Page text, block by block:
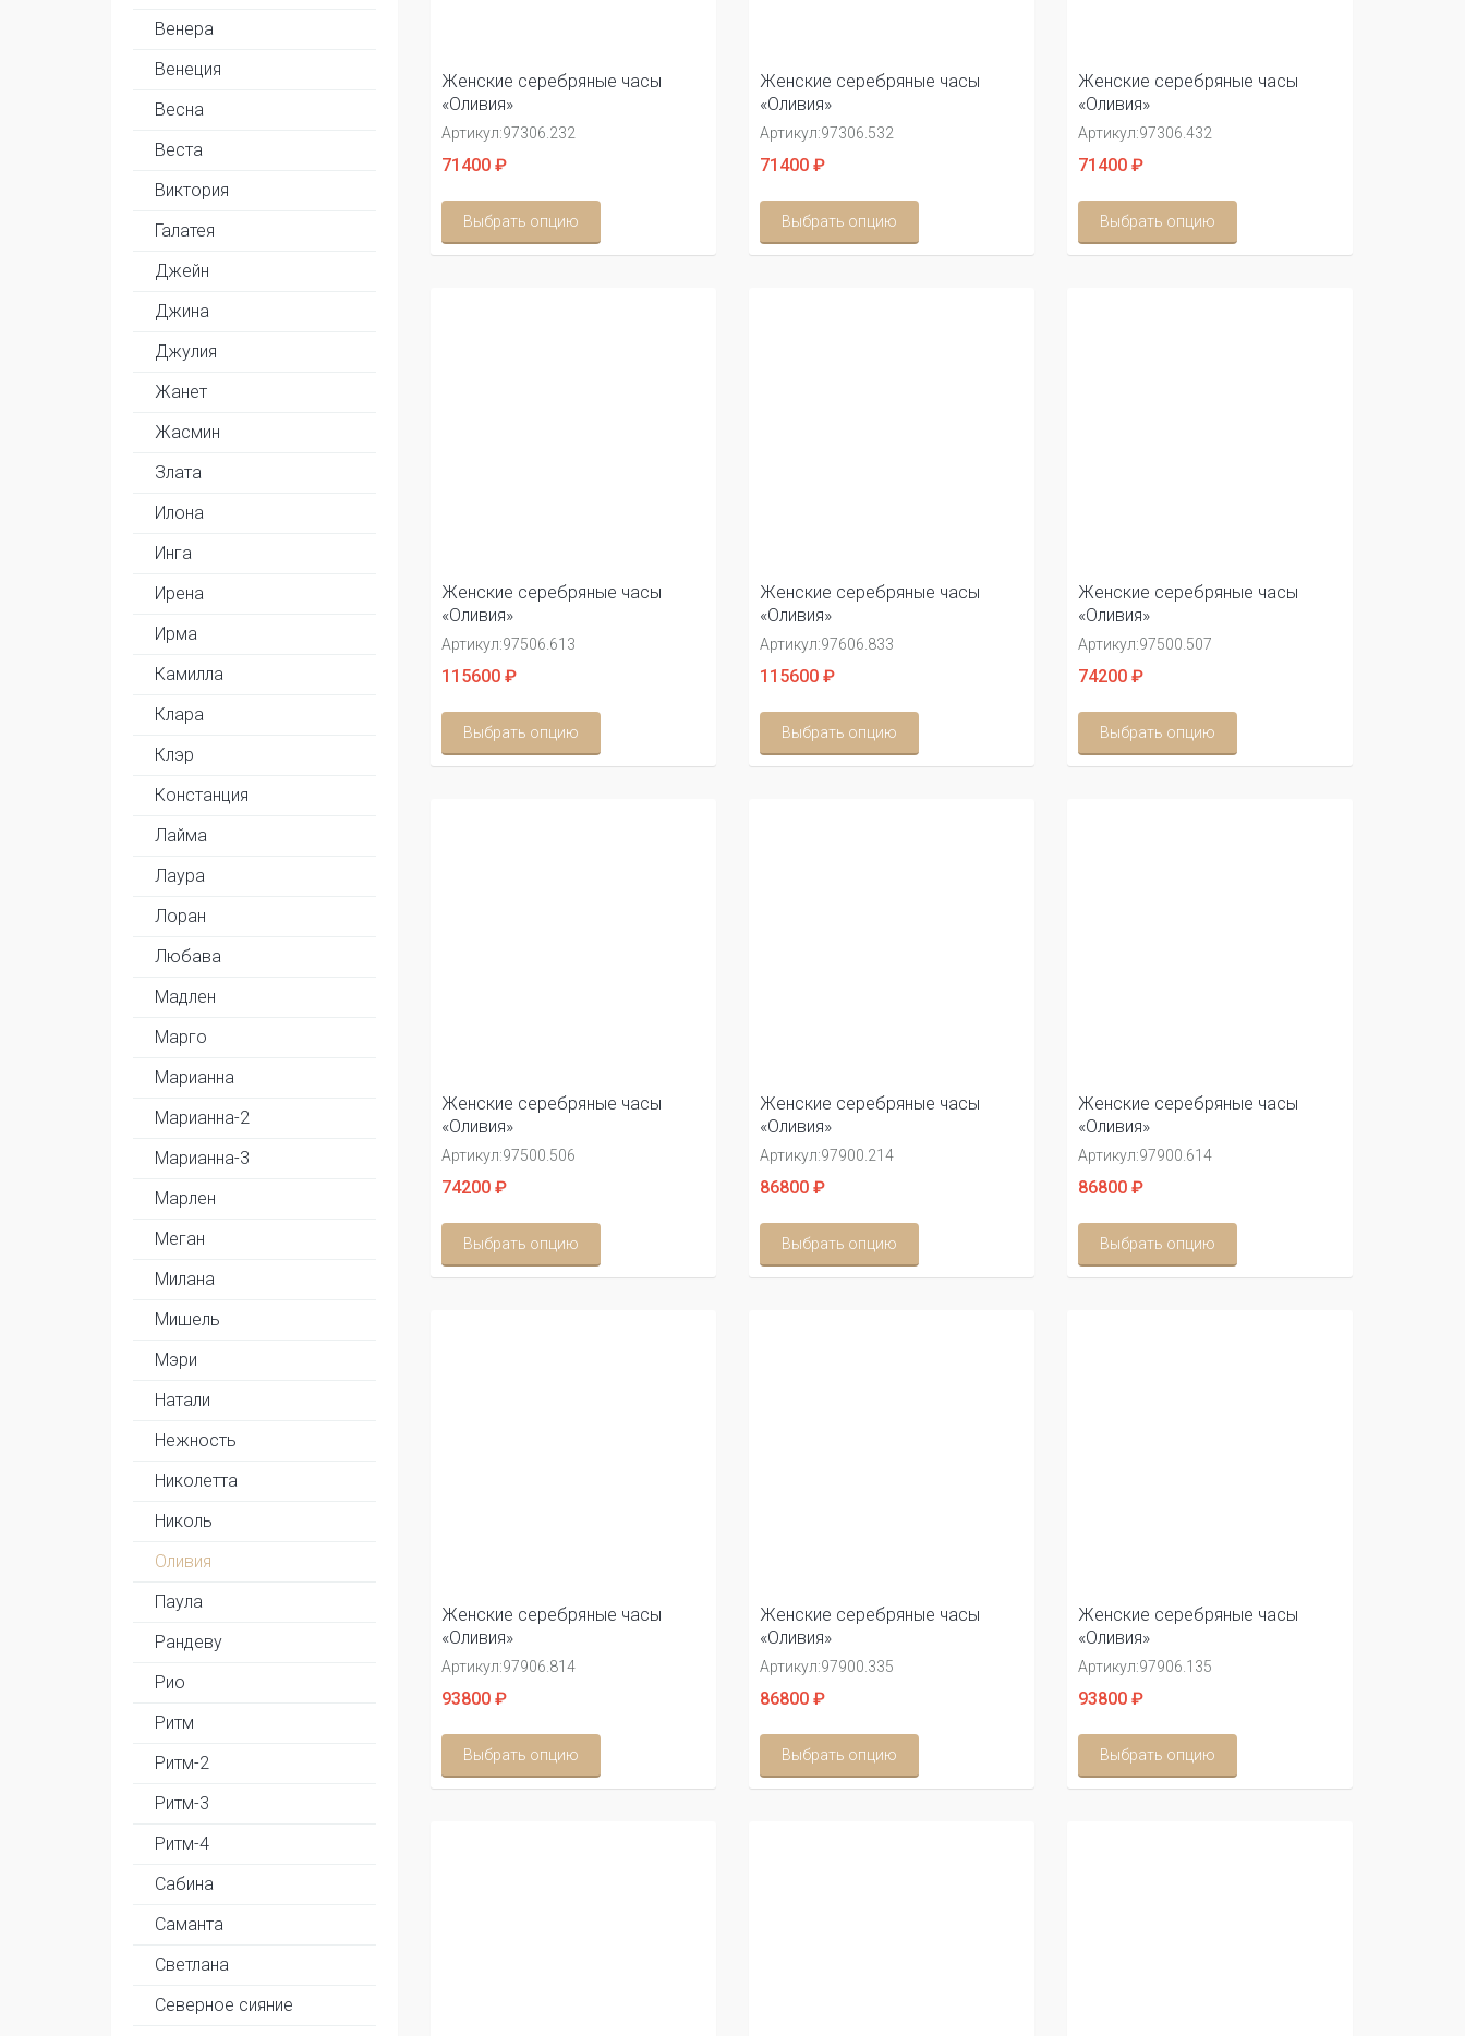
Венера
Венеция
Весна
Веста
Виктория
Галатея
Джейн
Джина
Джулия
Жанет
Жасмин
Злата
Илона
Инга
Ирена
Ирма
Камилла
Клара
Клэр
Констанция
Лайма
Лаура
Лоран
Любава
Мадлен
Марго
Марианна
Марианна-2
Марианна-3
Марлен
Меган
Милана
Мишель
Мэри
Натали
Нежность
Николетта
Николь
Оливия
Паула
Рандеву
Рио
Ритм
Ритм-2
Ритм-3
Ритм-4
Сабина
Саманта
Светлана
Северное сияние
Женские серебряные часы
«Оливия»
Артикул:97306.232
71400 ₽
Выбрать опцию
Женские серебряные часы
«Оливия»
Артикул:97306.532
71400 ₽
Выбрать опцию
Женские серебряные часы
«Оливия»
Артикул:97306.432
71400 ₽
Выбрать опцию
Женские серебряные часы
«Оливия»
Артикул:97506.613
115600 ₽
Выбрать опцию
Женские серебряные часы
«Оливия»
Артикул:97606.833
115600 ₽
Выбрать опцию
Женские серебряные часы
«Оливия»
Артикул:97500.507
74200 ₽
Выбрать опцию
Женские серебряные часы
«Оливия»
Артикул:97500.506
74200 ₽
Выбрать опцию
Женские серебряные часы
«Оливия»
Артикул:97900.214
86800 ₽
Выбрать опцию
Женские серебряные часы
«Оливия»
Артикул:97900.614
86800 ₽
Выбрать опцию
Женские серебряные часы
«Оливия»
Артикул:97906.814
93800 ₽
Выбрать опцию
Женские серебряные часы
«Оливия»
Артикул:97900.335
86800 ₽
Выбрать опцию
Женские серебряные часы
«Оливия»
Артикул:97906.135
93800 ₽
Выбрать опцию